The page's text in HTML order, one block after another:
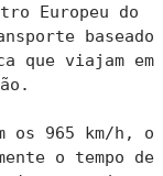
Europeu do
baseado
que viajam em
os 965 km/h, o
o tempo de